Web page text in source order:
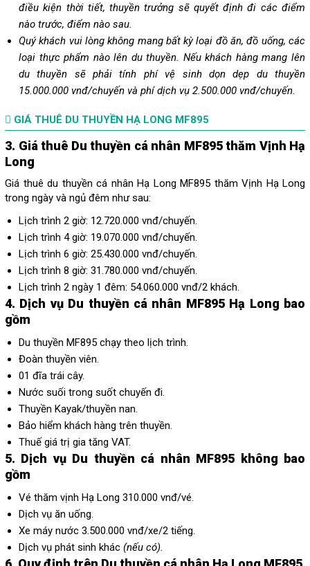
điều kiện thời tiết, thuyền trưởng sẽ quyết định đi các điểm
nào trước, điểm nào sau.
Quý khách vui lòng không mang bất kỳ loại đồ ăn, đồ uống, các
loại thực phẩm nào lên du thuyền. Nếu khách hàng mang lên
du thuyền sẽ phải tính phí vệ sinh dọn dẹp du thuyền
15.000.000 vnđ/chuyến và phí dịch vụ 2.500.000 vnđ/chuyến.
GIÁ THUÊ DU THUYỀN HẠ LONG MF895
3. Giá thuê Du thuyền cá nhân MF895 thăm Vịnh Hạ
Long
Giá thuê du thuyền cá nhân Hạ Long MF895 thăm Vịnh Hạ Long
trong ngày và ngủ đêm như sau:
Lịch trình 2 giờ: 12.720.000 vnđ/chuyến.
Lịch trình 4 giờ: 19.070.000 vnđ/chuyến.
Lịch trình 6 giờ: 25.430.000 vnđ/chuyến.
Lịch trình 8 giờ: 31.780.000 vnđ/chuyến.
Lịch trình 2 ngày 1 đêm: 54.060.000 vnđ/2 khách.
4. Dịch vụ Du thuyền cá nhân MF895 Hạ Long bao
gồm
Du thuyền MF895 chạy theo lịch trình.
Đoàn thuyền viên.
01 đĩa trái cây.
Nước suối trong suốt chuyến đi.
Thuyền Kayak/thuyền nan.
Bảo hiểm khách hàng trên thuyền.
Thuế giá trị gia tăng VAT.
5. Dịch vụ Du thuyền cá nhân MF895 không bao
gồm
Vé thăm vịnh Hạ Long 310.000 vnđ/vé.
Dịch vụ ăn uống.
Xe máy nước 3.500.000 vnđ/xe/2 tiếng.
Dịch vụ phát sinh khác (nếu có).